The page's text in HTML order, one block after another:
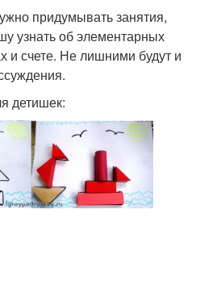
придумывать занятия,
узнать об элементарных
и счете. Не лишними будут и
детишек: